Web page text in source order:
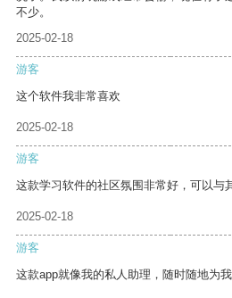
不少。
2025-02-18
游客
这个软件我非常喜欢
2025-02-18
游客
这款学习软件的社区氛围非常好，可以与
2025-02-18
游客
这款app就像我的私人助理，随时随地为我